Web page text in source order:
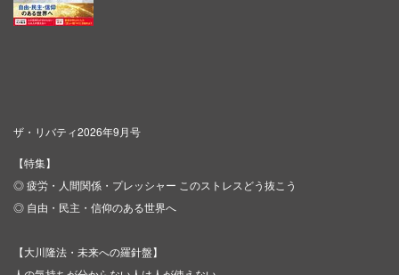
ザ・リバティ2026年9月号
【特集】
◎ 疲労・人間関係・プレッシャー このストレスどう抜こう
◎ 自由・民主・信仰のある世界へ
【大川隆法・未来への羅針盤】